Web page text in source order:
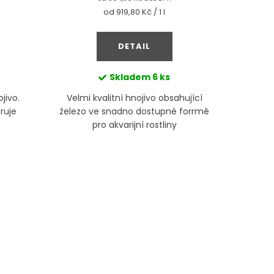
Měrná
od 919,80 Kč / 1 l
DETAIL
Skladem 6 ks
Velmi kvalitní hnojivo obsahující
železo ve snadno dostupné forrmě
pro akvarijní rostliny